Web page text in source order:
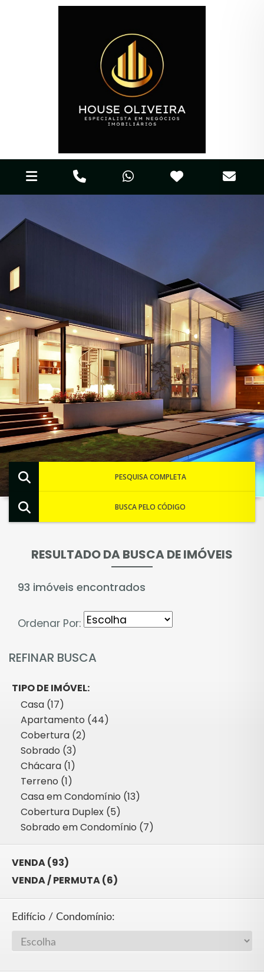
PESQUISA COMPLETA
BUSCA PELO CÓDIGO
RESULTADO DA BUSCA DE IMÓVEIS
93 imóveis encontrados
Ordenar Por:
REFINAR BUSCA
TIPO DE IMÓVEL:
Casa (17)
Apartamento (44)
Cobertura (2)
Sobrado (3)
Chácara (1)
Terreno (1)
Casa em Condomínio (13)
Cobertura Duplex (5)
Sobrado em Condomínio (7)
VENDA (93)
VENDA / PERMUTA (6)
Edifício / Condomínio: